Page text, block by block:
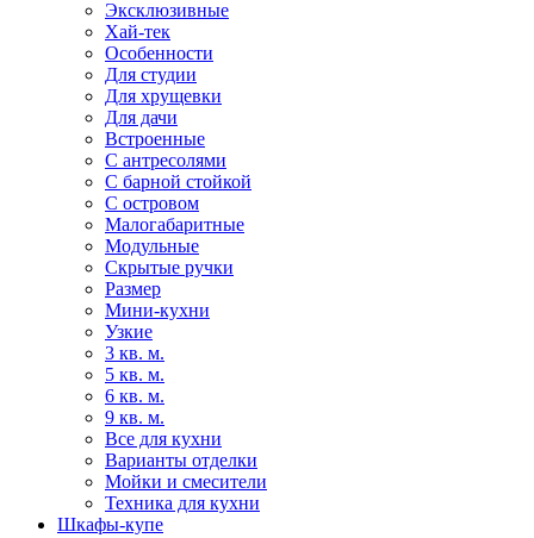
Эксклюзивные
Хай-тек
Особенности
Для студии
Для хрущевки
Для дачи
Встроенные
С антресолями
С барной стойкой
С островом
Малогабаритные
Модульные
Скрытые ручки
Размер
Мини-кухни
Узкие
3 кв. м.
5 кв. м.
6 кв. м.
9 кв. м.
Все для кухни
Варианты отделки
Мойки и смесители
Техника для кухни
Шкафы-купе